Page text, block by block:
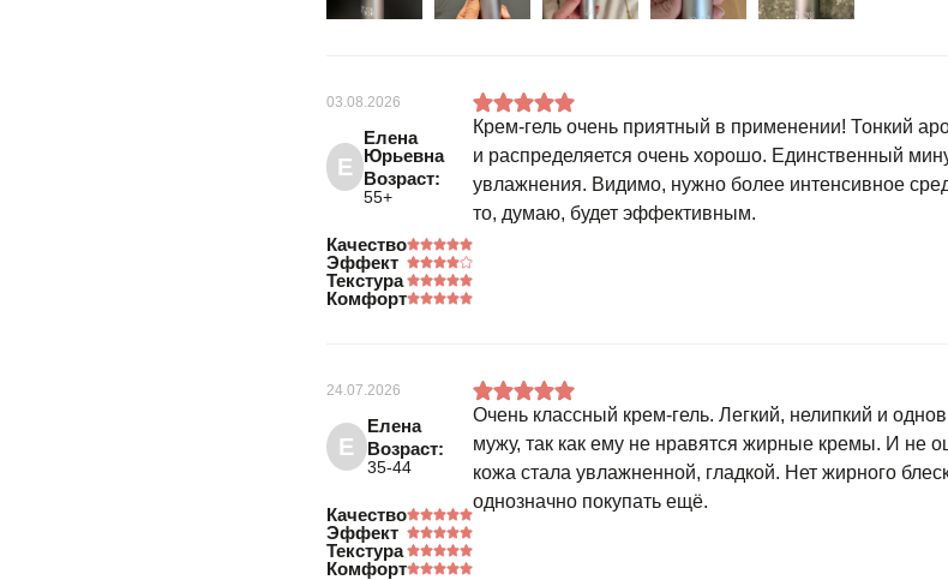
03.08.2026
Е
Елена
Юрьевна
Возраст:
55+
Качество
Эффект
Текстура
Комфорт
Крем-гель очень приятный в применении! Тонкий
и распределяется очень хорошо. Единственный
увлажнения. Видимо, нужно более интенсивное
то, думаю, будет эффективным.
24.07.2026
Е
Елена
Возраст:
35-44
Качество
Эффект
Текстура
Комфорт
Очень классный крем-гель. Легкий, нелипкий и
мужу, так как ему не нравятся жирные кремы. И не
кожа стала увлажненной, гладкой. Нет жирного
однозначно покупать ещё.